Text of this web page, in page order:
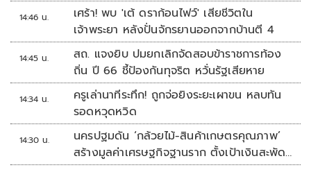
14:46 น.
เศร้า! พบ 'เต้ ดราก้อนไฟว์' เสียชีวิตใน
เจ้าพระยา หลังปั่นจักรยานออกจากบ้านตี 4
14:45 น.
สถ. แจงยิบ ปมยกเลิกจัดสอบข้าราชการท้อง
ถิ่น ปี 66 ชี้ป้องกันทุจริต หวั่นรัฐเสียหาย
14:34 น.
ครูเล่านาทีระทึก! ถูกจ่อยิงระยะเผาขน หลบทัน
รอดหวุดหวิด
14:30 น.
นครปฐมดัน ‘กล้วยไม้-สินค้าเกษตรคุณภาพ’
สร้างมูลค่าเศรษฐกิจฐานราก ตั้งเป้าเงินสะพัด
10 ล้านบาท